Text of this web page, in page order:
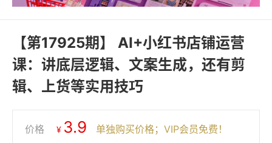
【第17925期】 AI+小红书店铺运营
课：讲底层逻辑、文案生成，还有剪
辑、上货等实用技巧
价格 ¥ 3.9 单独购买价格；VIP会员免费！